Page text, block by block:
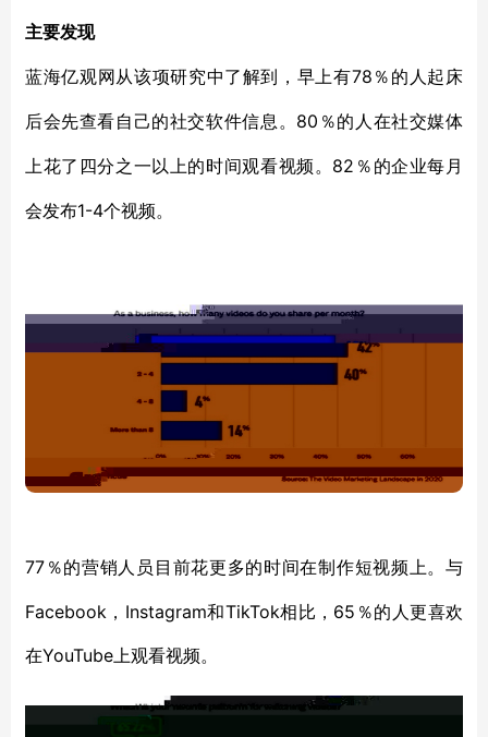
主要发现
蓝海亿观网从该项研究中了解到 ，早上有78％的人起床
后会先查看自己的社交软件信息。 80％的人在社交媒体
上花了四分之一以上的时间观看视频。 82％的企业每月
会发布1-4个视频。
77％的营销人员 目前花更多的时间在制作短视频上 。与
Facebook，Instagram和TikTok相比，65％的人更喜欢
在YouTube上观看视频。